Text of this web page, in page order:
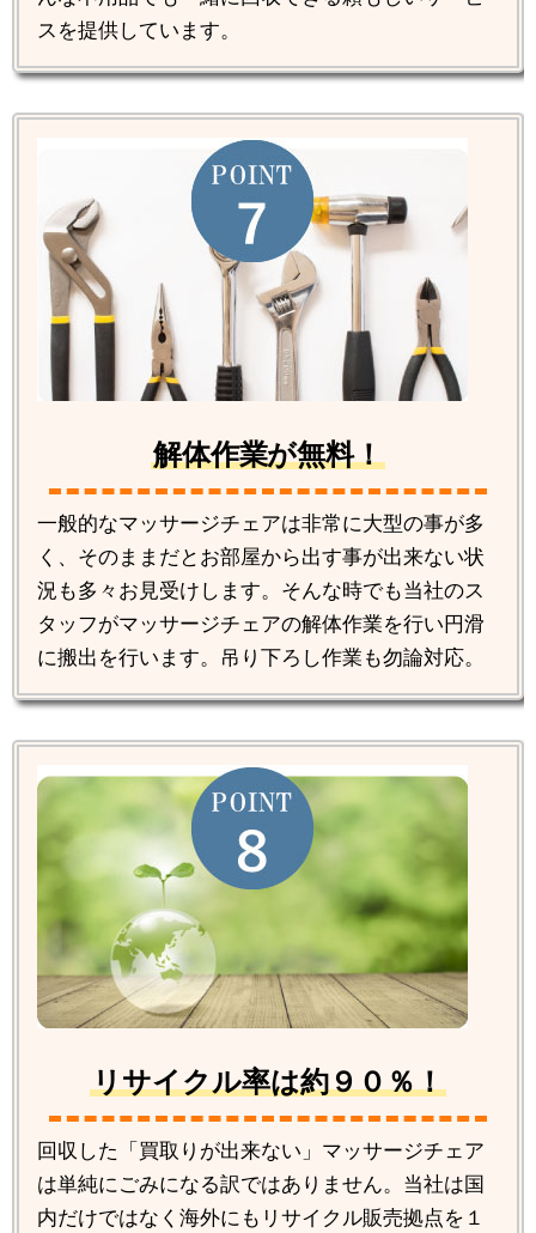
スを提供しています。
解体作業が無料！
一般的なマッサージチェアは非常に大型の事が多
く、そのままだとお部屋から出す事が出来ない状
況も多々お見受けします。そんな時でも当社のス
タッフがマッサージチェアの解体作業を行い円滑
に搬出を行います。吊り下ろし作業も勿論対応。
リサイクル率は約９０％！
回収した「買取りが出来ない」マッサージチェア
は単純にごみになる訳ではありません。当社は国
内だけではなく海外にもリサイクル販売拠点を１